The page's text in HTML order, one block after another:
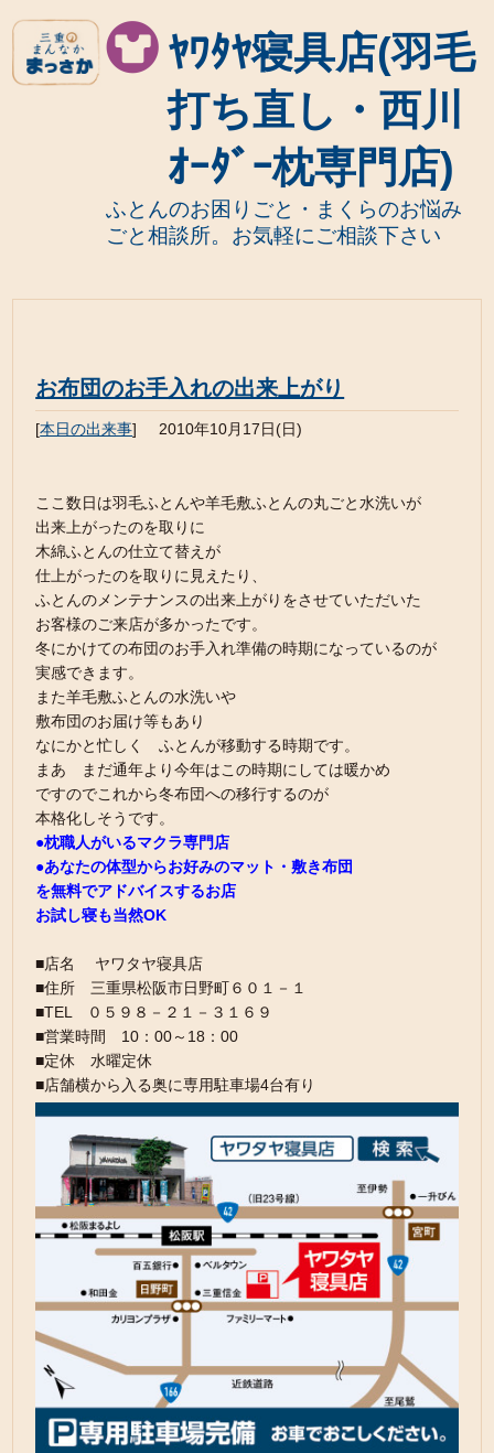
ﾔﾜﾀﾔ寝具店(羽毛
打ち直し・西川
ｵｰﾀﾞｰ枕専門店)
ふとんのお困りごと・まくらのお悩み
ごと相談所。お気軽にご相談下さい
お布団のお手入れの出来上がり
[本日の出来事] 2010年10月17日(日)
ここ数日は羽毛ふとんや羊毛敷ふとんの丸ごと水洗いが
出来上がったのを取りに
木綿ふとんの仕立て替えが
仕上がったのを取りに見えたり、
ふとんのメンテナンスの出来上がりをさせていただいた
お客様のご来店が多かったです。
冬にかけての布団のお手入れ準備の時期になっているのが
実感できます。
また羊毛敷ふとんの水洗いや
敷布団のお届け等もあり
なにかと忙しく ふとんが移動する時期です。
まあ まだ通年より今年はこの時期にしては暖かめ
ですのでこれから冬布団への移行するのが
本格化しそうです。
●枕職人がいるマクラ専門店
●あなたの体型からお好みのマット・敷き布団
を無料でアドバイスするお店
お試し寝も当然OK
■店名 ヤワタヤ寝具店
■住所 三重県松阪市日野町６０１－１
■TEL ０５９８－２１－３１６９
■営業時間 10：00～18：00
■定休 水曜定休
■店舗横から入る奥に専用駐車場4台有り